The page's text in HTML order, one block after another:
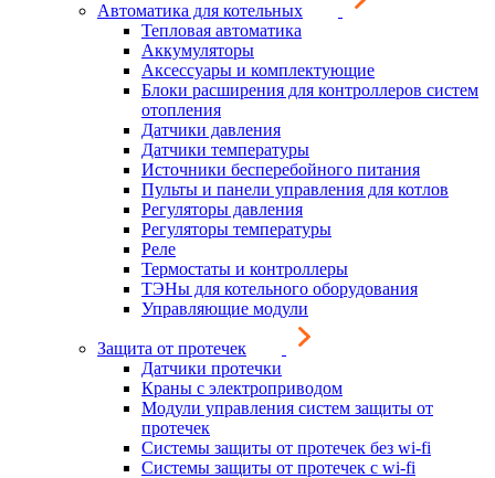
Автоматика для котельных
Тепловая автоматика
Аккумуляторы
Аксессуары и комплектующие
Блоки расширения для контроллеров систем
отопления
Датчики давления
Датчики температуры
Источники бесперебойного питания
Пульты и панели управления для котлов
Регуляторы давления
Регуляторы температуры
Реле
Термостаты и контроллеры
ТЭНы для котельного оборудования
Управляющие модули
Защита от протечек
Датчики протечки
Краны с электроприводом
Модули управления систем защиты от
протечек
Системы защиты от протечек без wi-fi
Системы защиты от протечек с wi-fi